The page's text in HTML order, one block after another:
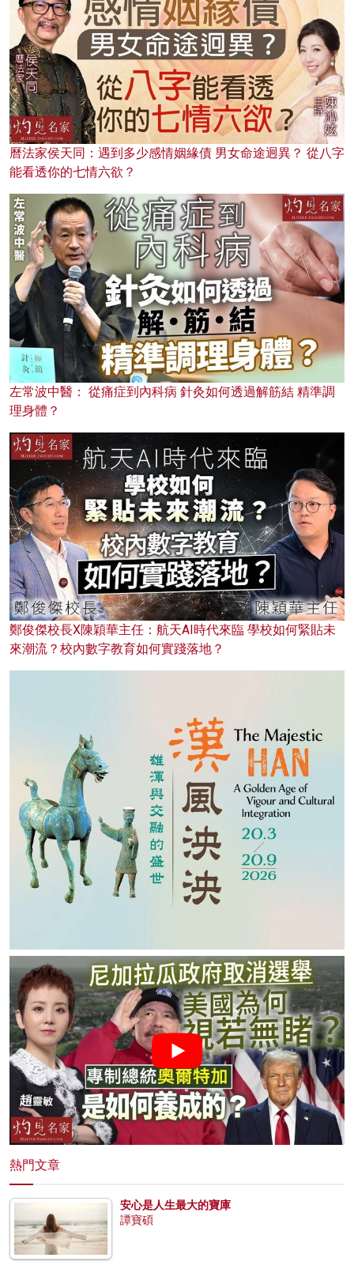
曆法家侯天同：遇到多少感情姻緣債 男女命途迥異？ 從八字
能看透你的七情六欲？
左常波中醫： 從痛症到內科病 針灸如何透過解筋結 精準調
理身體？
鄭俊傑校長X陳穎華主任：航天AI時代來臨 學校如何緊貼未
來潮流？校內數字教育如何實踐落地？
熱門文章
安心是人生最大的寶庫
譚寶碩